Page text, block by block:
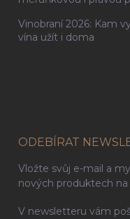
Vinobraní 2026: Kam
vína užít i doma
ODEBÍRAT
Vložte svůj e-mail a
nových produktech
V newsletteru vám